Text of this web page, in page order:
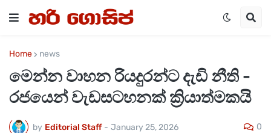
Home news
මෙන්න වාහන රියදුරන්ට දැඩි නීති -
රජයෙන් වැඩසටහනක් ක්‍රියාත්මකයි
by Editorial Staff - January 25, 2026 0